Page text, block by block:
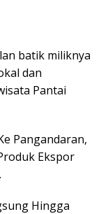
batik miliknya
dan
Pantai
Pangandaran,
Ekspor
Hingga